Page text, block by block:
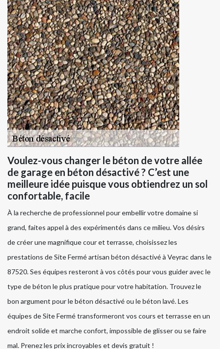
Voulez-vous changer le béton de votre allée
de garage en béton désactivé ? C’est une
meilleure idée puisque vous obtiendrez un sol
confortable, facile
À la recherche de professionnel pour embellir votre domaine si
grand, faites appel à des expérimentés dans ce milieu. Vos désirs
de créer une magnifique cour et terrasse, choisissez les
prestations de Site Fermé artisan béton désactivé à Veyrac dans le
87520. Ses équipes resteront à vos côtés pour vous guider avec le
type de béton le plus pratique pour votre habitation. Trouvez le
bon argument pour le béton désactivé ou le béton lavé. Les
équipes de Site Fermé transformeront vos cours et terrasse en un
endroit solide et marche confort, impossible de glisser ou se faire
mal. Prenez les prix incroyables et devis gratuit !